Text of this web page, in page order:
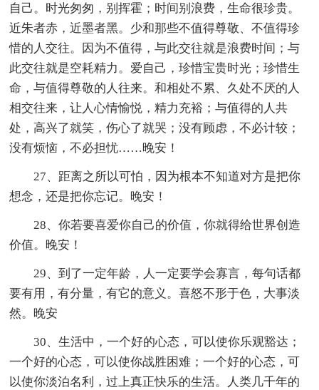
自己。时光匆匆，别挥霍；时间别浪费，生命很珍贵。
近朱者赤，近墨者黑。少和那些不值得尊敬、不值得珍
惜的人交往。因为不值得，与此交往就是浪费时间；与
此交往就是空耗精力。爱自己，珍惜宝贵时光；珍惜生
命，与值得尊敬的人往来。和相处不累、久处不厌的人
相交往来，让人心情愉悦，精力充裕；与值得的人共
处，高兴了就笑，伤心了就哭；没有顾虑，不必计较；
没有烦恼，不必担忧……晚安！
27、距离之所以可怕，因为根本不知道对方是把你
想念，还是把你忘记。晚安！
28、你若要喜爱你自己的价值，你就得给世界创造
价值。晚安！
29、到了一定年龄，人一定要学会寡言，每句话都
要有用，有分量，有它的意义。喜怒不形于色，大事淡
然。晚安
30、生活中，一个好的心态，可以使你乐观豁达；
一个好的心态，可以使你战胜困难；一个好的心态，可
以使你淡泊名利，过上真正快乐的生活。人类几千年的